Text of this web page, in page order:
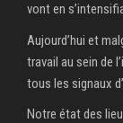
vont en
Aujourd’hui et
travail au sein de
tous les signaux
Notre état des